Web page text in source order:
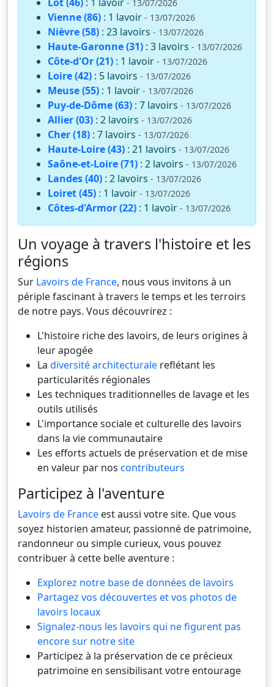
- 13/07/2026
Vienne (86) : 1 lavoir - 13/07/2026
Nièvre (58) : 23 lavoirs - 13/07/2026
Haute-Garonne (31) : 3 lavoirs - 13/07/2026
Côte-d'Or (21) : 1 lavoir - 13/07/2026
Loire (42) : 5 lavoirs - 13/07/2026
Meuse (55) : 1 lavoir - 13/07/2026
Puy-de-Dôme (63) : 7 lavoirs - 13/07/2026
Allier (03) : 2 lavoirs - 13/07/2026
Cher (18) : 7 lavoirs - 13/07/2026
Haute-Loire (43) : 21 lavoirs - 13/07/2026
Saône-et-Loire (71) : 2 lavoirs - 13/07/2026
Landes (40) : 2 lavoirs - 13/07/2026
Loiret (45) : 1 lavoir - 13/07/2026
Côtes-d'Armor (22) : 1 lavoir - 13/07/2026
Un voyage à travers l'histoire et les
régions
Sur Lavoirs de France, nous vous invitons à un
périple fascinant à travers le temps et les terroirs
de notre pays. Vous découvrirez :
L'histoire riche des lavoirs, de leurs origines à
leur apogée
La diversité architecturale reflétant les
particularités régionales
Les techniques traditionnelles de lavage et les
outils utilisés
L'importance sociale et culturelle des lavoirs
dans la vie communautaire
Les efforts actuels de préservation et de mise
en valeur par nos contributeurs
Participez à l'aventure
Lavoirs de France est aussi votre site. Que vous
soyez historien amateur, passionné de patrimoine,
randonneur ou simple curieux, vous pouvez
contribuer à cette belle aventure :
Explorez notre base de données de lavoirs
Partagez vos découvertes et vos photos de
lavoirs locaux
Signalez-nous les lavoirs qui ne figurent pas
encore sur notre site
Participez à la préservation de ce précieux
patrimoine en sensibilisant votre entourage